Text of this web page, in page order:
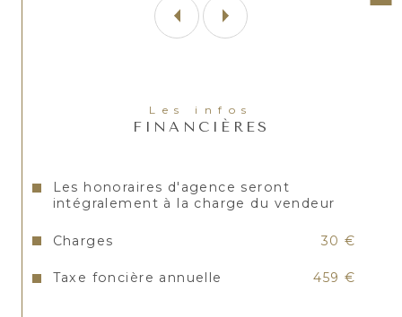
Les infos
FINANCIÈRES
Les honoraires d'agence seront
intégralement à la charge du vendeur
Charges 30 €
Taxe foncière annuelle 459 €